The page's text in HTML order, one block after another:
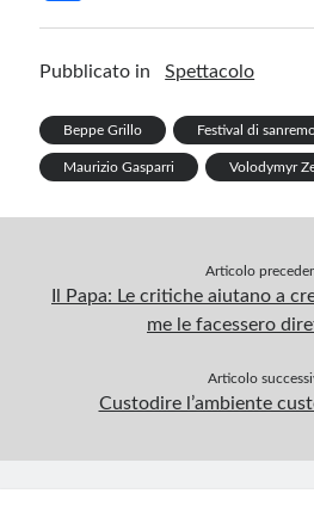
o
k
n
t
h
ar
Pubblicato in Spettacolo
Beppe Grillo Festival di
Maurizio Gasparri Volodymyr
Articolo
Il Papa: Le critiche aiutano a
me le facessero
Articolo
Custodire l’ambiente